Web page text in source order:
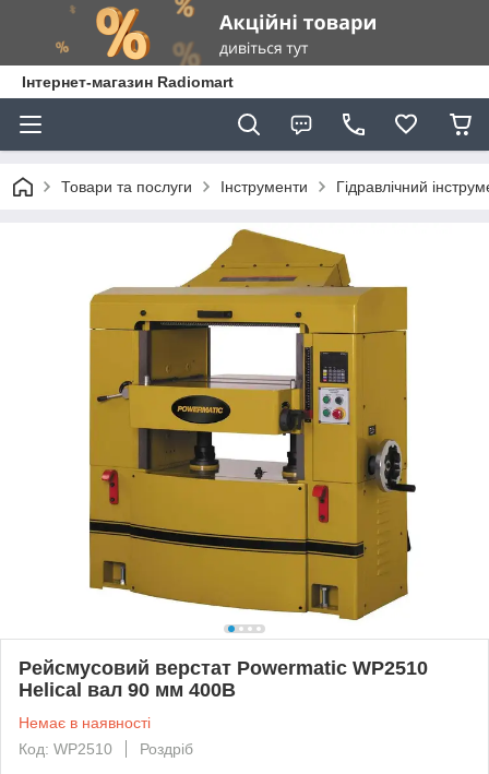
Інтернет-магазин Radiomart
Товари та послуги Інструменти Гідравлічний
Рейсмусовий верстат Powermatic WP2510
Helical вал 90 мм 400В
Немає в наявності
Код: WP2510
Роздріб